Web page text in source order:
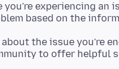
experiencing an
the issue you're